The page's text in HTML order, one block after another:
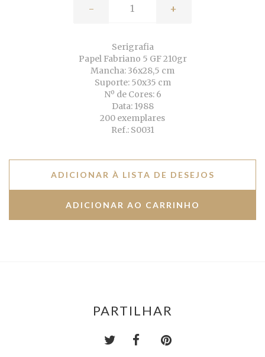
- +
Serigrafia
Papel Fabriano 5 GF 210gr
Mancha: 36x28,5 cm
Suporte: 50x35 cm
Nº de Cores: 6
Data: 1988
200 exemplares
Ref.: S0031
ADICIONAR À LISTA DE DESEJOS
PARTILHAR